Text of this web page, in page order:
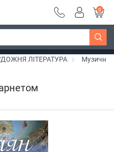
грн ~
Дізнатись більше
0
ЛІТЕРАТУРА Музичні